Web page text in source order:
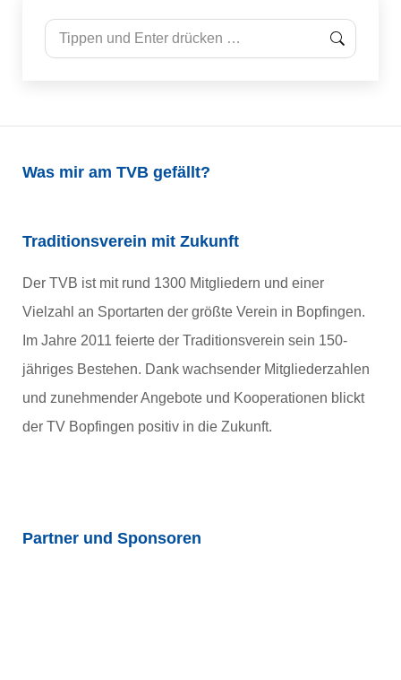
Search:
Was mir am TVB gefällt?
Traditionsverein mit Zukunft
Der TVB ist mit rund 1300 Mitgliedern und einer
Vielzahl an Sportarten der größte Verein in Bopfingen.
Im Jahre 2011 feierte der Traditionsverein sein 150-
jähriges Bestehen. Dank wachsender Mitgliederzahlen
und zunehmender Angebote und Kooperationen blickt
der TV Bopfingen positiv in die Zukunft.
Partner und Sponsoren